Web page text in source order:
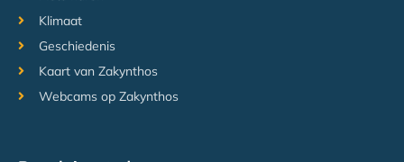
Klimaat
Geschiedenis
Kaart van Zakynthos
Webcams op Zakynthos